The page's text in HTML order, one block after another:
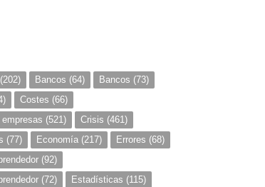
(202) Bancos (64) Bancos (73)
Costes (66)
(521) Crisis (461)
(77) Economía (217) Errores (68)
(92)
(72) Estadísticas (115)